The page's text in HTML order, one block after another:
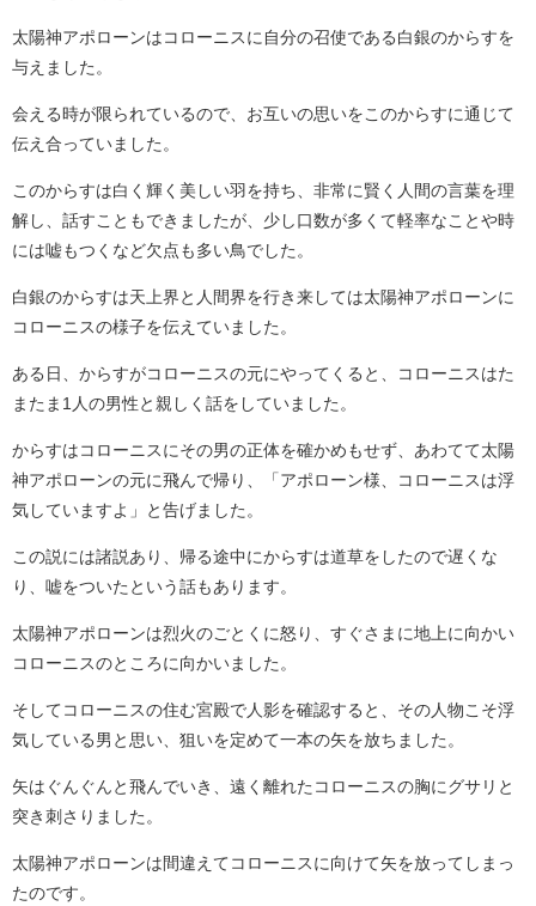
太陽神アポローンはコローニスに自分の召使である白銀のからすを
与えました。
会える時が限られているので、お互いの思いをこのからすに通じて
伝え合っていました。
このからすは白く輝く美しい羽を持ち、非常に賢く人間の言葉を理
解し、話すこともできましたが、少し口数が多くて軽率なことや時
には嘘もつくなど欠点も多い鳥でした。
白銀のからすは天上界と人間界を行き来しては太陽神アポローンに
コローニスの様子を伝えていました。
ある日、からすがコローニスの元にやってくると、コローニスはた
またま1人の男性と親しく話をしていました。
からすはコローニスにその男の正体を確かめもせず、あわてて太陽
神アポローンの元に飛んで帰り、「アポローン様、コローニスは浮
気していますよ」と告げました。
この説には諸説あり、帰る途中にからすは道草をしたので遅くな
り、嘘をついたという話もあります。
太陽神アポローンは烈火のごとくに怒り、すぐさまに地上に向かい
コローニスのところに向かいました。
そしてコローニスの住む宮殿で人影を確認すると、その人物こそ浮
気している男と思い、狙いを定めて一本の矢を放ちました。
矢はぐんぐんと飛んでいき、遠く離れたコローニスの胸にグサリと
突き刺さりました。
太陽神アポローンは間違えてコローニスに向けて矢を放ってしまっ
たのです。